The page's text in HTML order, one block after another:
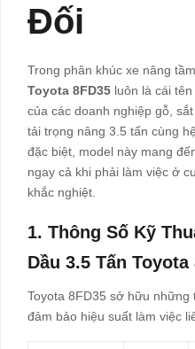
Đối
Trong phân khúc xe nâng
Toyota 8FD35 luôn là cái
của các doanh nghiệp gỗ,
tải trọng nâng 3.5 tấn cùng
đặc biệt, model này mang
ngay cả khi phải làm việc ở
khắc nghiệt.
1. Thông Số Kỹ
Dầu 3.5 Tấn Toyota
Toyota 8FD35 sở hữu những
đảm bảo hiệu suất làm việc